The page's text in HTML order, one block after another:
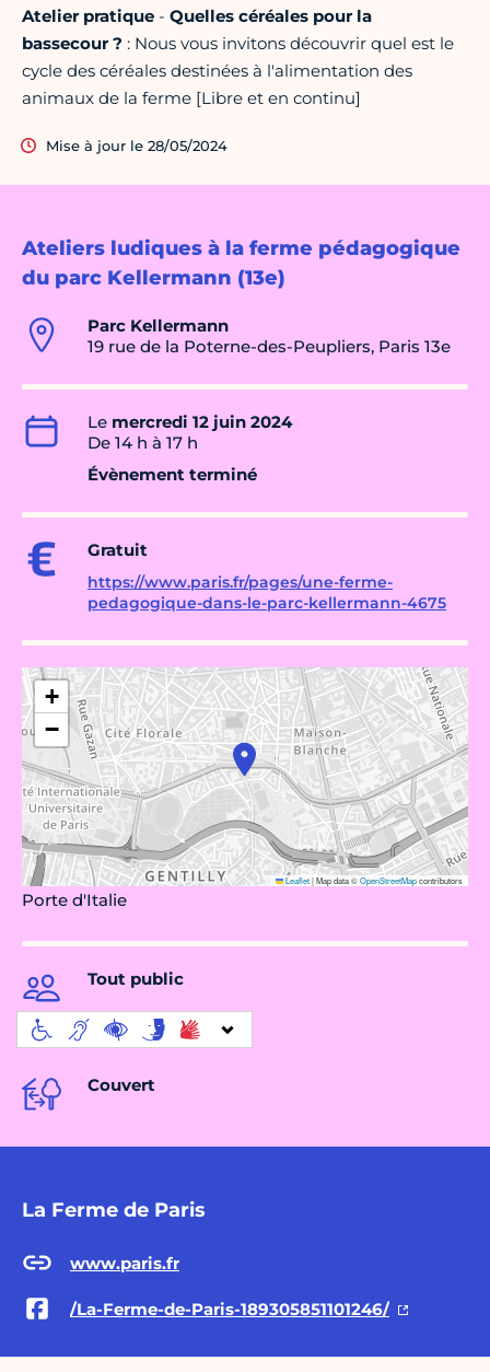
Ateliers ludiques à la ferme pédagogique
du parc Kellermann (13e)
Parc Kellermann
19 rue de la Poterne-des-Peupliers, Paris 13e
Le mercredi 12 juin 2024
De 14 h à 17 h
Évènement terminé
Gratuit
https://www.paris.fr/pages/une-ferme-
pedagogique-dans-le-parc-kellermann-4675
+
−
Leaflet|Map data ©OpenStreetMapcontributors
Porte d'Italie
Tout public
Couvert
La Ferme de Paris
www.paris.fr
/La-Ferme-de-Paris-189305851101246/
Atelier pratique - Quelles céréales pour la
bassecour ? : Nous vous invitons découvrir quel est le
cycle des céréales destinées à l'alimentation des
animaux de la ferme [Libre et en continu]
Mise à jour le 28/05/2024